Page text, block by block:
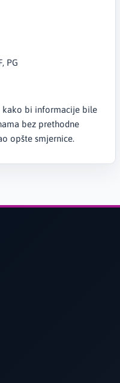
PG
kako bi informacije bile
bez prethodne
opšte smjernice.